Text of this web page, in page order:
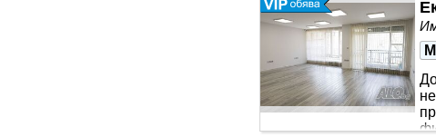
и